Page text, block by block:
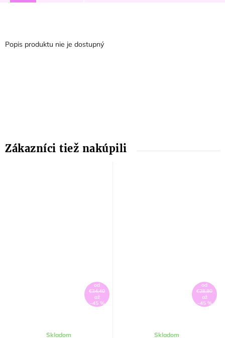
Popis produktu nie je dostupný
od
€34,40
až
–45 %
Skladom
od
€28,80
až
–45 %
Skladom